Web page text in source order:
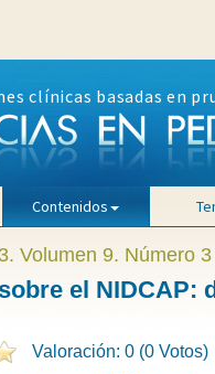
clínicas basadas en
Contenidos
Volumen 9. Número 3
el NIDCAP:
Valoración: 0 (0 Votos)